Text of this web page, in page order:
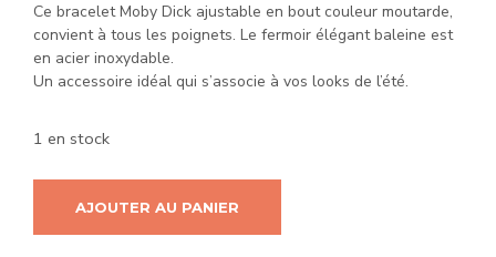
Ce bracelet Moby Dick ajustable en bout couleur moutarde,
convient à tous les poignets. Le fermoir élégant baleine est
en acier inoxydable.
Un accessoire idéal qui s’associe à vos looks de l’été.
1 en stock
AJOUTER AU PANIER